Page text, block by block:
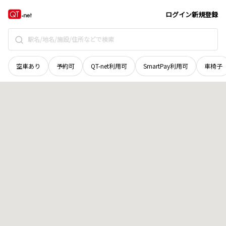
ログイン新規登録
空車あり 予約可 QT-net利用可 SmartPay利用可 車椅子
北海道